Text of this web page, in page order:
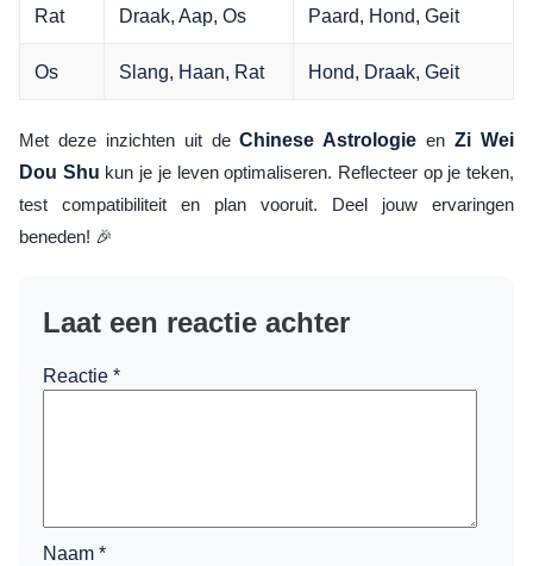
Rat Draak, Aap, Os Paard, Hond, Geit
Os Slang, Haan, Rat Hond, Draak, Geit
Met deze inzichten uit deChinese Astrologie enZi Wei
Dou Shu kun je je leven optimaliseren. Reflecteer op je teken,
test compatibiliteit en plan vooruit. Deel jouw ervaringen
beneden! 🎉
Laat een reactie achter
Reactie *
Naam *